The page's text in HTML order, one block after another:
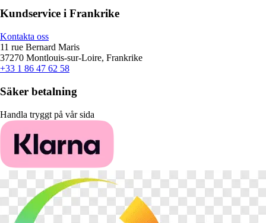
Kundservice i Frankrike
Kontakta oss
11 rue Bernard Maris
37270 Montlouis-sur-Loire, Frankrike
+33 1 86 47 62 58
Säker betalning
Handla tryggt på vår sida